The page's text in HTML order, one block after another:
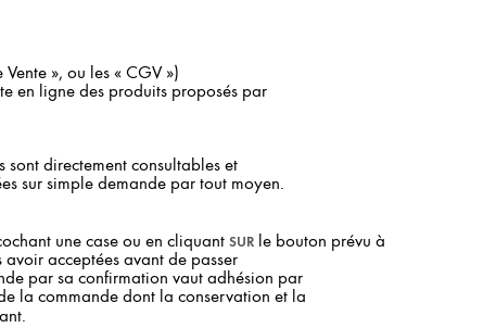
», ou les « CGV »)
en ligne des produits proposés par
sont directement consultables et
sur simple demande par tout moyen.
une case ou en cliquant sur le bouton prévu à
acceptées avant de passer
par sa confirmation vaut adhésion par
la commande dont la conservation et la